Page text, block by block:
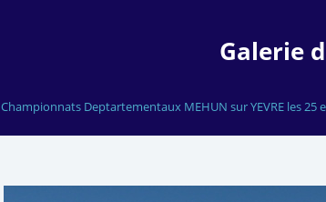
Galerie
Championnats Deptartementaux MEHUN sur YEVRE les 25